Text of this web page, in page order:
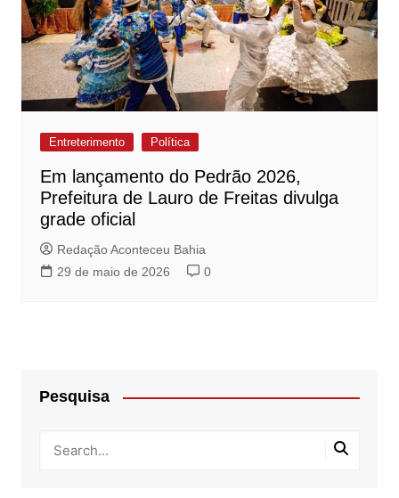
Entreterimento Política
Em lançamento do Pedrão 2026,
Prefeitura de Lauro de Freitas divulga
grade oficial
Redação Aconteceu Bahia
29 de maio de 2026
0
Pesquisa